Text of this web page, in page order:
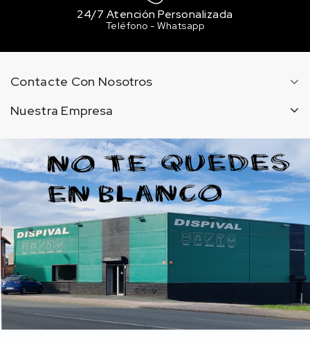
24/7 Atención Personalizada
Teléfono - Whatsapp
Contacte Con Nosotros
Nuestra Empresa